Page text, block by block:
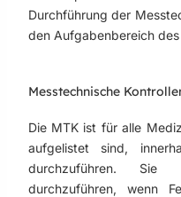
Durchführung der
den Aufgabenbereich
Messtechnische
Die MTK ist für alle
aufgelistet sind,
durchzuführen. Sie
durchzuführen, wenn